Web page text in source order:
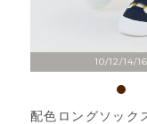
10/12/14/16
配色ロングソック